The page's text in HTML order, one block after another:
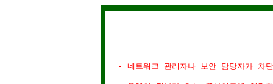
- 네트워크 관리자나 보안 담당자가 차